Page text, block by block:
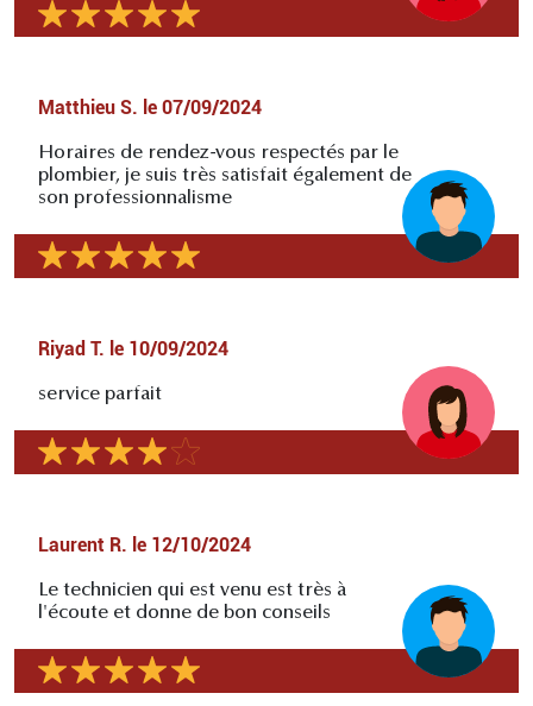
Matthieu S. le 07/09/2024
Horaires de rendez-vous respectés par le
plombier, je suis très satisfait également de
son professionnalisme
Riyad T. le 10/09/2024
service parfait
Laurent R. le 12/10/2024
Le technicien qui est venu est très à
l'écoute et donne de bon conseils